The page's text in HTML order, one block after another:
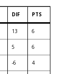
DIF PTS
13 6
5 6
-6 4